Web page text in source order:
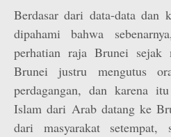
Berdasar dari data-data dan
dipahami bahwa
perhatian raja Brunei
Brunei justru mengutus
perdagangan, dan karena
Islam dari Arab datang ke
dari masyarakat setempat,